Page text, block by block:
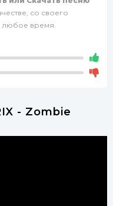
со своего
любое время.
- Zombie